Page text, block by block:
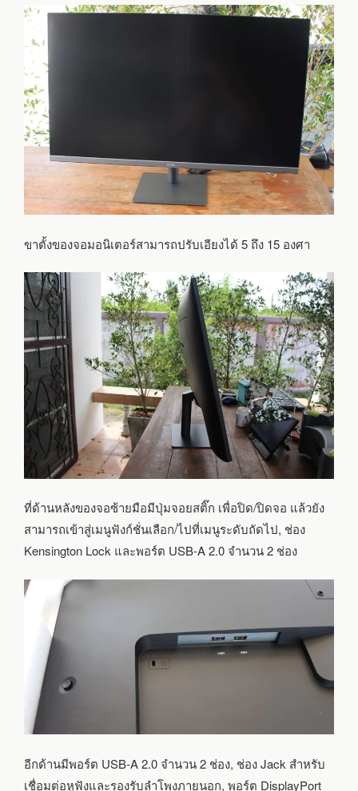
ขาตั้งของจอมอนิเตอร์สามารถปรับเอียงได้ 5 ถึง 15 องศา
ที่ด้านหลังของจอซ้ายมือมีปุ่มจอยสติ๊ก เพื่อปิด/ปิดจอ แล้วยัง
สามารถเข้าสู่เมนูฟังก์ชั่นเลือก/ไปที่เมนูระดับถัดไป, ช่อง
Kensington Lock และพอร์ต USB-A 2.0 จำนวน 2 ช่อง
อีกด้านมีพอร์ต USB-A 2.0 จำนวน 2 ช่อง, ช่อง Jack สำหรับ
เชื่อมต่อหูฟังและรองรับลำโพงภายนอก, พอร์ต DisplayPort